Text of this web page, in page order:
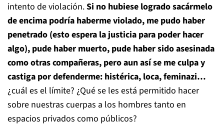
intento de violación.Si no hubiese logrado sacármelo
de encima podría haberme violado, me pudo haber
penetrado (esto espera la justicia para poder hacer
algo), pude haber muerto, pude haber sido asesinada
como otras compañeras, pero aun así se me culpa y
castiga por defenderme: histérica, loca, feminazi…
¿cuál es el límite? ¿Qué se les está permitido hacer
sobre nuestras cuerpas a los hombres tanto en
espacios privados como públicos?